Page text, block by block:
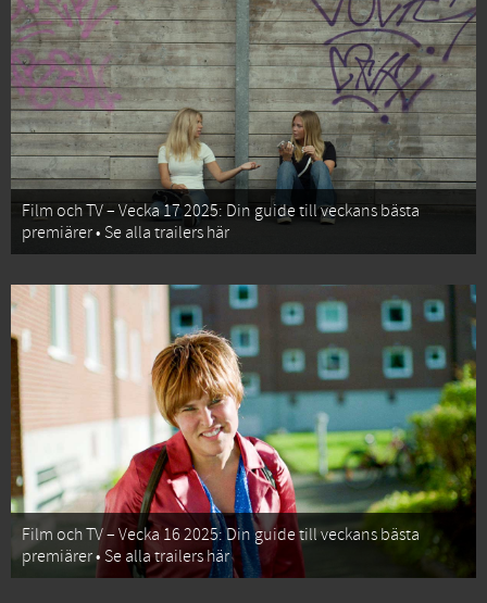
Film och TV – Vecka 17 2025: Din guide till veckans bästa
premiärer • Se alla trailers här
Film och TV – Vecka 16 2025: Din guide till veckans bästa
premiärer • Se alla trailers här